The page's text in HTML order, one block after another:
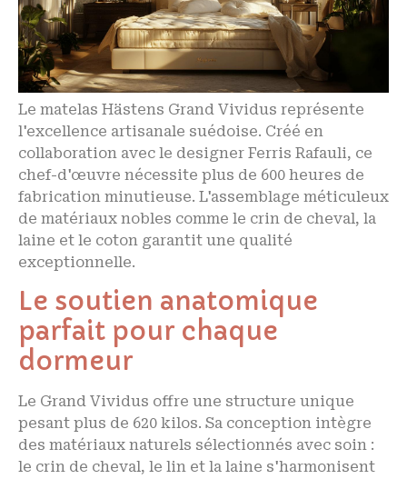
Le matelas Hästens Grand Vividus représente
l'excellence artisanale suédoise. Créé en
collaboration avec le designer Ferris Rafauli, ce
chef-d'œuvre nécessite plus de 600 heures de
fabrication minutieuse. L'assemblage méticuleux
de matériaux nobles comme le crin de cheval, la
laine et le coton garantit une qualité
exceptionnelle.
Le soutien anatomique
parfait pour chaque
dormeur
Le Grand Vividus offre une structure unique
pesant plus de 620 kilos. Sa conception intègre
des matériaux naturels sélectionnés avec soin :
le crin de cheval, le lin et la laine s'harmonisent